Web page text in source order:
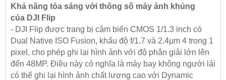
Khả năng tỏa sáng với thông số máy ảnh khủng
của DJI Flip
- DJI Flip được trang bị cảm biến CMOS 1/1.3 inch có
Dual Native ISO Fusion, khẩu độ f/1.7 và 2.4μm 4 trong 1
pixel, cho phép ghi lại hình ảnh với độ phân giải lớn lên
đến 48MP. Điều này có nghĩa là máy bay không người lái
có thể ghi lại hình ảnh chất lượng cao với Dynamic